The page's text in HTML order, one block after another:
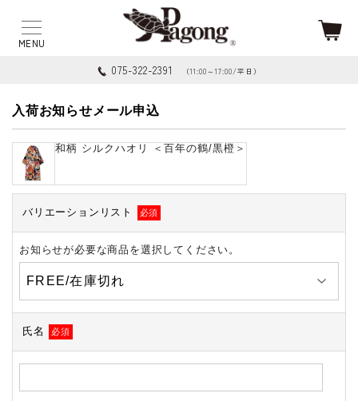
075-322-2391 （11:00～17:00/平日）
入荷お知らせメール申込
和柄 シルクハオリ ＜百年の鶴/黒橙＞
バリエーションリスト 必須
お知らせが必要な商品を選択してください。
氏名 必須